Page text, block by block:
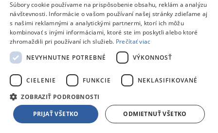
Čítať článok
BlogNavigačné schopnosti robotických kosačiek Ecovacs
Inteligentné robotické kosačky Ecovacs sa navigujú a kosia bez
potreby inštalácie obvodových káblov. Zabudnite na zložitú,
pripravená už za pár minút. Inteligentné plánovanie kosenia,
kosačkách Ecovacs samozrejmosťou.
Čítať článok
Záleží nám na našich zákazníkoch.
nákup u nás skutočne oplatí.
Nevieš sa rozhodnúť alebo potrebuješ poradiť? Neváhaj a obráť
Súbory cookie používame na prispôsobenie obsahu, reklám a analýzu
návštevnosti. Informácie o vašom používaní našej stránky zdieľame aj
s našimi reklamnými a analytickými partnermi, ktorí ich môžu
kombinovať s inými informáciami, ktoré ste im poskytli alebo ktoré
zhromaždili pri používaní ich služieb. Prečítať viac
NEVYHNUTNE POTREBNÉ
VÝKONNOSŤ
CIELENIE FUNKCIE NEKLASIFIKOVANÉ
ZOBRAZIŤ PODROBNOSTI
PRIJAŤ VŠETKO ODMIETNUŤ VŠETKO